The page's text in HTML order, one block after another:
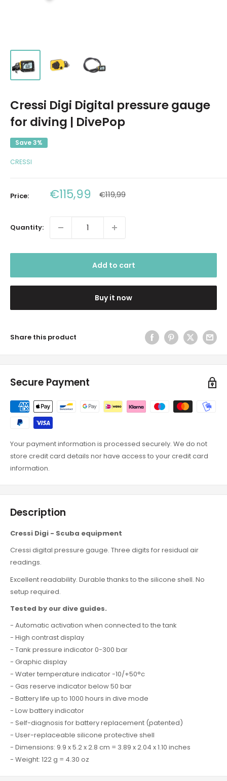
Cressi Digi Digital pressure gauge
for diving | DivePop
Save 3%
CRESSI
Price: Sale
price
€115,99 Regular
price
€119,99
Quantity:
Add to cart
Buy it now
Share this product
Secure Payment
Your payment information is processed securely. We do not
store credit card details nor have access to your credit card
information.
Description
Cressi Digi - Scuba equipment
Cressi digital pressure gauge. Three digits for residual air
readings.
Excellent readability. Durable thanks to the silicone shell. No
setup required.
Tested by our dive guides.
- Automatic activation when connected to the tank
- High contrast display
- Tank pressure indicator 0-300 bar
- Graphic display
- Water temperature indicator -10/+50°c
- Gas reserve indicator below 50 bar
- Battery life up to 1000 hours in dive mode
- Low battery indicator
- Self-diagnosis for battery replacement (patented)
- User-replaceable silicone protective shell
- Dimensions: 9.9 x 5.2 x 2.8 cm = 3.89 x 2.04 x 1.10 inches
- Weight: 122 g = 4.30 oz